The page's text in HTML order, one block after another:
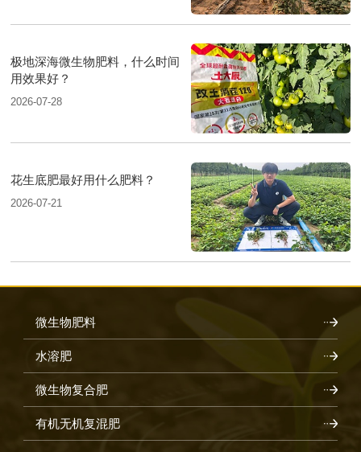
极地深海微生物肥料，什么时间
用效果好？
2026-07-28
花生底肥最好用什么肥料？
2026-07-21
微生物肥料
水溶肥
微生物复合肥
有机无机复混肥